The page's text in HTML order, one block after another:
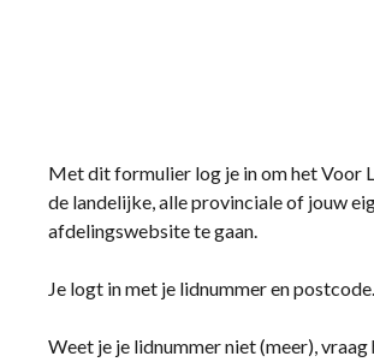
Met dit formulier log je in om het Voor
de landelijke, alle provinciale of jouw
afdelingswebsite te gaan.
Je logt in met je lidnummer en postcode.
Weet je je lidnummer niet (meer),